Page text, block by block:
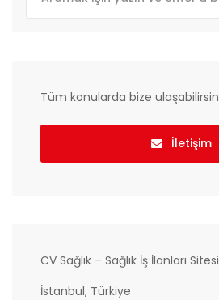
Tüm konularda bize
İletişim
CV Sağlık – Sağlık İş İlanları Sitesi
İstanbul, Türkiye